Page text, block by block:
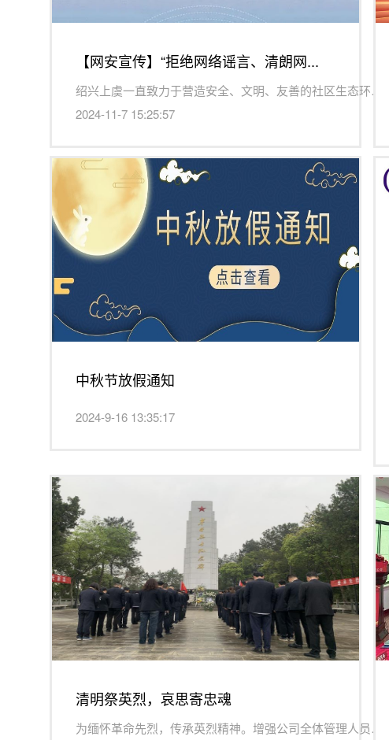
【网安宣传】“拒绝网络谣言、清朗网...
绍兴上虞一直致力于营造安全、文明、友善的社区生态环境，持...
2024-11-7 15:25:57
中秋节放假通知
2024-9-16 13:35:17
清明祭英烈，哀思寄忠魂
为缅怀革命先烈，传承英烈精神。增强公司全体管理人员爱岗敬...